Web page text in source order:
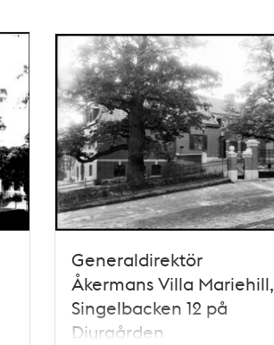
Generaldirektör
Åkermans Villa Mariehill,
Singelbacken 12 på
Djurgården